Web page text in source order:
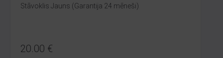
Stāvoklis Jauns (Garantija 24 mēneši)
20.00 €